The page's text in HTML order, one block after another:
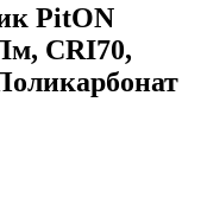
PitON
CRI70,